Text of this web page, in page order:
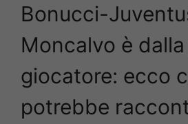
Bonucci-
Moncalvo è
giocatore: ecco
potrebbe